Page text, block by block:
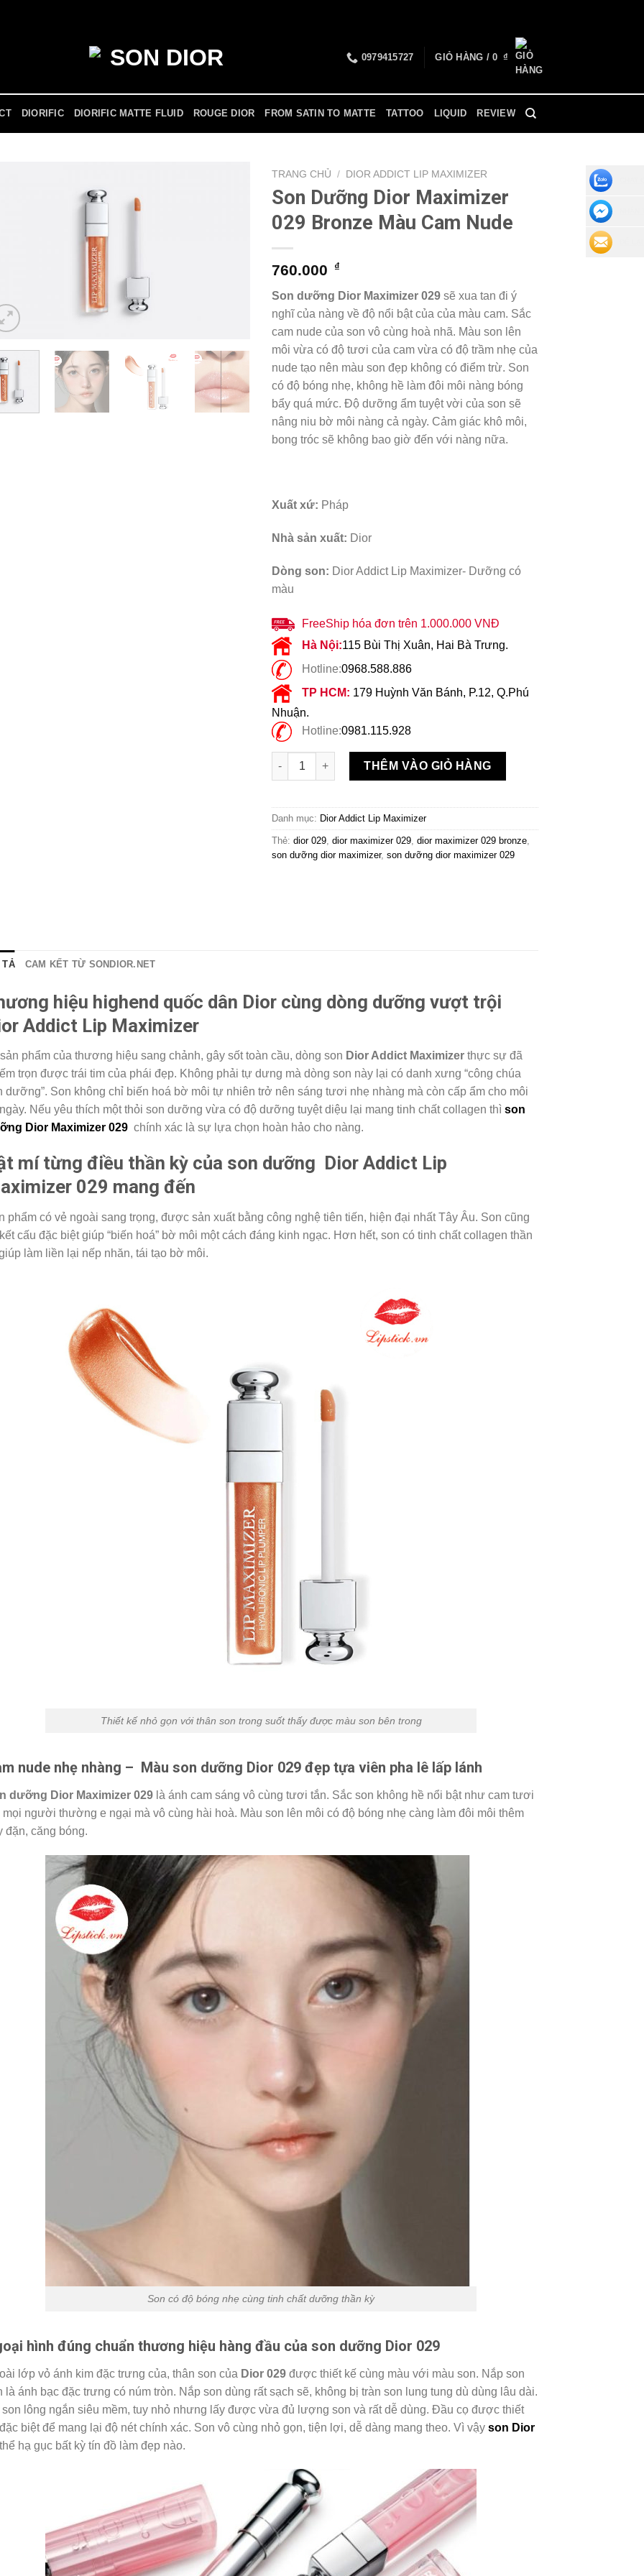
0979415727 GIỎ HÀNG /0 ₫
DIORIFIC DIORIFIC MATTE FLUID ROUGE DIOR FROM SATIN TO MATTE TATTOO LIQUID REVIEW
TRANG CHỦ / DIOR ADDICT LIP MAXIMIZER
Son Dưỡng Dior Maximizer
029 Bronze Màu Cam Nude
760.000 ₫
Son dưỡng Dior Maximizer 029sẽ xua tan đi ý
nghĩ của nàng về độ nổi bật của của màu cam. Sắc
cam nude của son vô cùng hoà nhã. Màu son lên
môi vừa có độ tươi của cam vừa có độ trầm nhẹ của
nude tạo nên màu son đẹp không có điểm trừ. Son
có độ bóng nhẹ, không hề làm đôi môi nàng bóng
bẩy quá mức. Độ dưỡng ẩm tuyệt vời của son sẽ
nâng niu bờ môi nàng cả ngày. Cảm giác khô môi,
bong tróc sẽ không bao giờ đến với nàng nữa.
Xuất xứ: Pháp
Nhà sản xuất: Dior
Dòng son: Dior Addict Lip Maximizer- Dưỡng có
màu
FreeShip hóa đơn trên 1.000.000 VNĐ
Hà Nội:115 Bùi Thị Xuân, Hai Bà Trưng.
Hotline:0968.588.886
TP HCM: 179 Huỳnh Văn Bánh, P.12, Q.Phú
Nhuận.
Hotline:0981.115.928
Son Dưỡng Dior Maximizer 029 Bronze Màu Cam Nude số lượng
THÊM VÀO GIỎ HÀNG
Danh mục: Dior Addict Lip Maximizer
Thẻ:dior 029 ,dior maximizer 029 ,dior maximizer 029 bronze
son dưỡng dior maximizer,son dưỡng dior maximizer 029
TẢ CAM KẾT TỪ SONDIOR.NET
hiệu highend quốc dân Dior cùng dòng dưỡng vượt trội
Addict Lip Maximizer
sản phẩm của thương hiệu sang chảnh, gây sốt toàn cầu, dòng son Dior Addict Maximizer thực sự đã
trọn được trái tim của phái đẹp. Không phải tự dưng mà dòng son này lại có danh xưng “công chúa
dưỡng”. Son không chỉ biến hoá bờ môi tự nhiên trở nên sáng tươi nhẹ nhàng mà còn cấp ẩm cho môi
Nếu yêu thích một thỏi son dưỡng vừa có độ dưỡng tuyệt diệu lại mang tinh chất collagen thì son
Dior Maximizer 029 chính xác là sự lựa chọn hoàn hảo cho nàng.
mí từng điều thần kỳ của son dưỡng Dior Addict Lip
029 mang đến
phẩm có vẻ ngoài sang trọng, được sản xuất bằng công nghệ tiên tiến, hiện đại nhất Tây Âu. Son cũng
cấu đặc biệt giúp “biến hoá” bờ môi một cách đáng kinh ngạc. Hơn hết, son có tinh chất collagen thần
làm liền lại nếp nhăn, tái tạo bờ môi.
Thiết kế nhỏ gọn với thân son trong suốt thấy được màu son bên trong
nude nhẹ nhàng – Màu son dưỡng Dior 029 đẹp tựa viên pha lê lấp lánh
dưỡng Dior Maximizer 029là ánh cam sáng vô cùng tươi tắn. Sắc son không hề nổi bật như cam tươi
mọi người thường e ngại mà vô cùng hài hoà. Màu son lên môi có độ bóng nhẹ càng làm đôi môi thêm
đặn, căng bóng.
Son có độ bóng nhẹ cùng tinh chất dưỡng thần kỳ
hình đúng chuẩn thương hiệu hàng đầu của son dưỡng Dior 029
lớp vỏ ánh kim đặc trưng của, thân son của Dior 029được thiết kế cùng màu với màu son. Nắp son
là ánh bạc đặc trưng có núm tròn. Nắp son dùng rất sạch sẽ, không bị tràn son lung tung dù dùng lâu dài.
lông ngắn siêu mềm, tuy nhỏ nhưng lấy được vừa đủ lượng son và rất dễ dùng. Đầu cọ được thiết
biệt để mang lại độ nét chính xác. Son vô cùng nhỏ gọn, tiện lợi, dễ dàng mang theo. Vì vậy son Dior
hạ gục bất kỳ tín đồ làm đẹp nào.